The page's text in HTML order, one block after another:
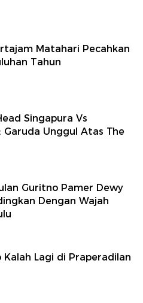
Matahari Pecahkan
Tahun
Singapura Vs
Garuda Unggul Atas The
Guritno Pamer Dewy
Dengan Wajah
Kalah Lagi di Praperadilan